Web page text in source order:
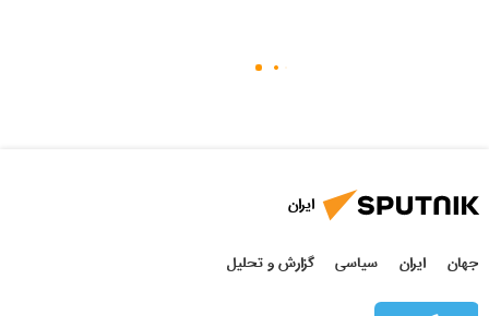
ایران
جهان ایران سیاسی گزارش و تحلیل